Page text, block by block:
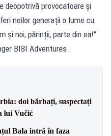
deopotrivă provocatoare și
noilor generații o lume cu
și noi, părinții, parte din ea!"
BIBI Adventures.
doi bărbați, suspectați
lui Vučić
Bala intră în faza